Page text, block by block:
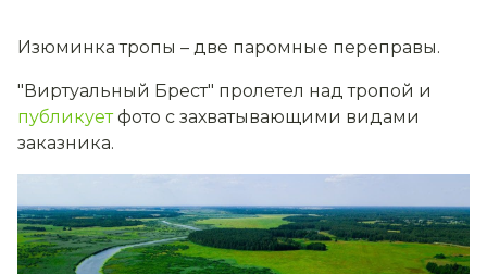
Изюминка тропы – две паромные переправы.
"Виртуальный Брест" пролетел над тропой и
публикуетфото с захватывающими видами
заказника.